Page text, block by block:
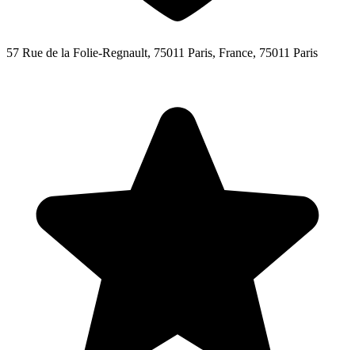
57 Rue de la Folie-Regnault, 75011 Paris, France, 75011 Paris